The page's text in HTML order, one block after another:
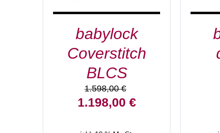
babylock
Coverstitch
BLCS
1.598,00€
Ursprünglicher
1.198,00 €Aktueller